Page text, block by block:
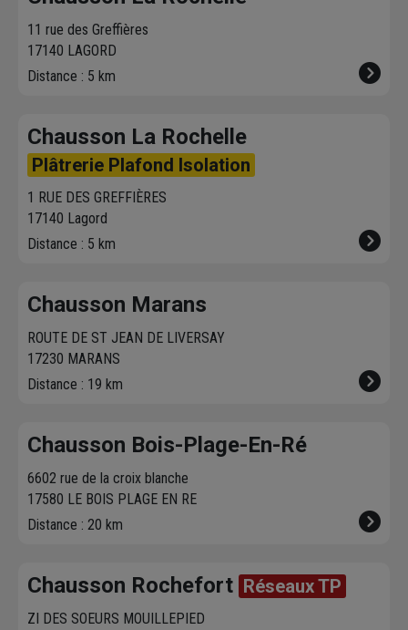
Nous livrons jusqu'au
7ème étage.
11 rue des Greffières
17140 LAGORD
Distance : 5 km
Chausson La Rochelle
Plâtrerie Plafond Isolation
1 RUE DES GREFFIÈRES
17140 Lagord
Distance : 5 km
Chausson Marans
ROUTE DE ST JEAN DE LIVERSAY
17230 MARANS
Distance : 19 km
Chausson Bois-Plage-En-Ré
6602 rue de la croix blanche
17580 LE BOIS PLAGE EN RE
Distance : 20 km
Chausson Rochefort Réseaux TP
ZI DES SOEURS MOUILLEPIED